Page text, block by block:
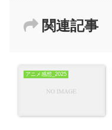
関連記事
アニメ感想_2025